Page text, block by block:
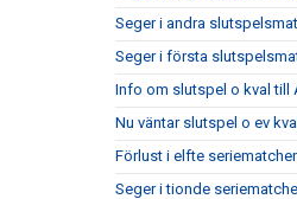
Seger i andra
Seger i första
Info om slutspel o kval till
Nu väntar slutspel o ev
Förlust i elfte
Seger i tionde